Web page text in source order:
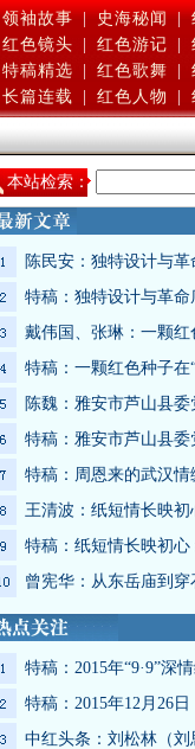
领袖故事 | 史海秘闻 |
红色镜头 红色游记
特稿精选 红色歌舞
长篇连载 红色人物
本站检索：
陈民安：独特设计与
特稿：独特设计与革
戴伟国、张琳：一颗红
特稿：一颗红色种子
陈魏：雅安市芦山县
特稿：雅安市芦山县
特稿：周恩来的武汉情
王清波：纸短情长映
特稿：纸短情长映初
曾宪华：从东岳庙到
特稿：2015年“9·9”深
特稿：2015年12月26
中红头条：刘松林（